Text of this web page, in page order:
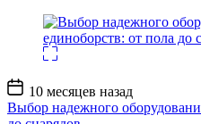
Дата
записи
10 месяцев назад
Выбор надежного